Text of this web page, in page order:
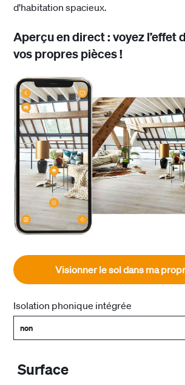
d’habitation spacieux.
Aperçu en direct : voyez l’effet
vos propres pièces !
Visionner le sol dans ma
Isolation phonique intégrée
non
Surface